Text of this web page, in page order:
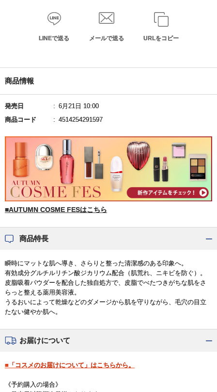
LINEで送る メールで送る URLをコピー
商品情報
発売日
6月21日 10:00
商品コード
4514254291597
■AUTUMN COSME FESはこちら
商品特長
瞬時にマットな肌へ導き、さらりと整った清潔感のある印象へ。
有効成分グルチルリチン酸ジカリウム配合（肌荒れ、ニキビを防ぐ）。
皮脂吸着パウダーを配合した独自処方で、皮脂でべたつきがちな肌をさ
らっと整える薬用美容液。
うるおいによって乾燥などのダメージから肌を守りながら、毛穴の目立
たない健やか肌へ。
お届けについて
■「コスメのお届けについて」はこちらから。
《予約購入の場合》